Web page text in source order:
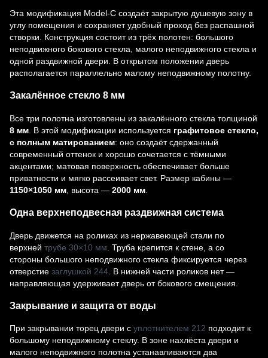
Эта модификация Model-C создаёт закрытую душевую зону в
углу помещения и сохраняет удобный проход без распашной
створки. Конструкция состоит из трёх полотен: большого
неподвижного бокового стекла, малого неподвижного стекла и
одной раздвижной двери. В открытом положении дверь
располагается параллельно малому неподвижному полотну.
Закалённое стекло 8 мм
Все три полотна изготовлены из закалённого стекла толщиной
8 мм . В этой модификации используется графитовое стекло,
с полным матированием: оно создаёт сдержанный
современный оттенок и хорошо сочетается с тёмными
акцентами; матовая поверхность обеспечивает больше
приватности и мягко рассеивает свет. Размер кабины —
1150×1050 мм , высота — 2000 мм
Одна верхнеподвесная раздвижная система
Дверь движется на роликах из нержавеющей стали по
верхней трубе 30×10 мм . Труба крепится к стене, а со
стороны большого неподвижного стекла фиксируется через
отверстие заглушкой 244 . В нижней части роликов нет —
направляющая удерживает дверь от бокового смещения.
Закрывание и защита от воды
При закрывании торец двери с уплотнителем 212 подходит к
большому неподвижному стеклу. В зоне нахлёста двери и
малого неподвижного полотна устанавливаются два